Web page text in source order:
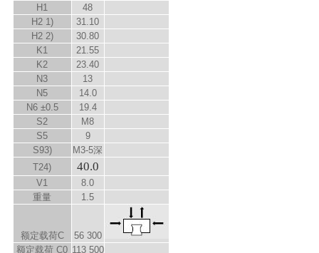
H 1
48
H2 1)
31.10
H2 2)
30.80
K1
21.55
K2
23.40
N3
13
N5
14.0
N6 ±0.5
19.4
S2
M8
S5
9
S93)
M3-5深
T24) 40.0
V1
8.0
重量
1.5
额定载荷C
56 300
额定载荷 C0 113 500